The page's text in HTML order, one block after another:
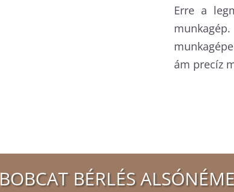
Erre a
ám precíz
BOBCAT BÉRLÉS